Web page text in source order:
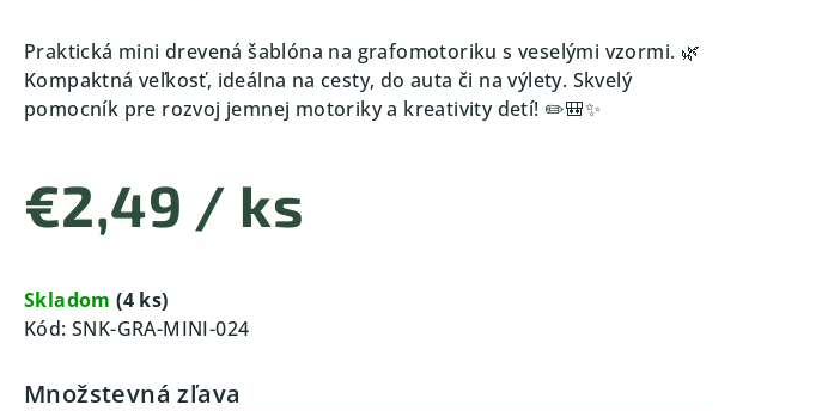
Praktická mini drevená šablóna na grafomotoriku s veselými vzormi. 🌿
Kompaktná veľkosť, ideálna na cesty, do auta či na výlety. Skvelý
pomocník pre rozvoj jemnej motoriky a kreativity detí! ✏️🎒✨
€2,49 / ks
cena:
Skladom(4 ks)
Kód: SNK-GRA-MINI-024
Množstevná zľava